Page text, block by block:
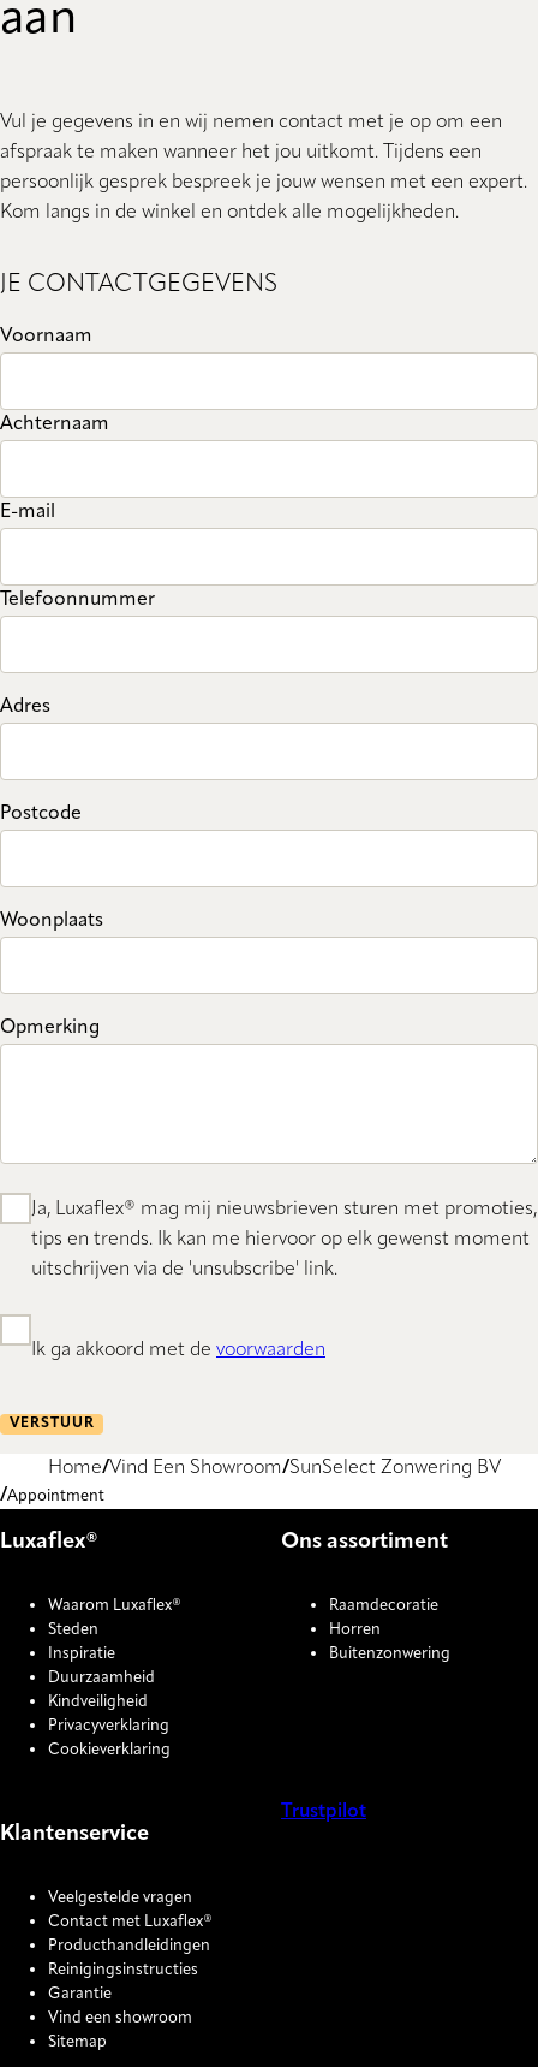
aan
Vul je gegevens in en wij nemen contact met je op om een
afspraak te maken wanneer het jou uitkomt. Tijdens een
persoonlijk gesprek bespreek je jouw wensen met een expert.
Kom langs in de winkel en ontdek alle mogelijkheden.
JE CONTACTGEGEVENS
Voornaam
Achternaam
E-mail
Telefoonnummer
Adres
Postcode
Woonplaats
Opmerking
Ja, Luxaflex® mag mij nieuwsbrieven sturen met promoties,
tips en trends. Ik kan me hiervoor op elk gewenst moment
uitschrijven via de 'unsubscribe' link.
Ik ga akkoord met de voorwaarden
VERSTUUR
Home Vind Een Showroom SunSelect Zonwering BV
Appointment
Luxaflex®
Waarom Luxaflex®
Steden
Inspiratie
Duurzaamheid
Kindveiligheid
Privacyverklaring
Cookieverklaring
Ons assortiment
Raamdecoratie
Horren
Buitenzonwering
Klantenservice
Veelgestelde vragen
Contact met Luxaflex®
Producthandleidingen
Reinigingsinstructies
Garantie
Vind een showroom
Sitemap
Trustpilot